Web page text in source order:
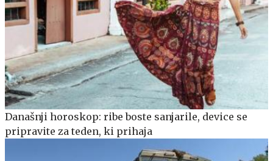
Današnji horoskop: ribe boste sanjarile, device se
pripravite za teden, ki prihaja